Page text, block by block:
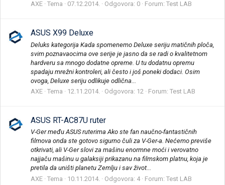
AXE Tema 07.12.2014. Odgovora: 0 Forum: Test LAB
ASUS X99 Deluxe
Deluks kategorija Kada spomenemo Deluxe seriju matičnih ploča,
svim poznavaocima ove serije je jasno da se radi o kvalitetnom
hardveru sa mnogo dodatne opreme. U tu dodatnu opremu
spadaju mrežni kontroleri, ali često i još poneki dodaci. Osim
ovoga, Deluxe seriju odlikuje odlična...
AXE Tema 12.11.2014. Odgovora: 12 Forum: Test LAB
ASUS RT-AC87U ruter
V-Ger među ASUS ruterima Ako ste fan naučno-fantastičnih
filmova onda ste gotovo sigurno čuli za V-Ger-a. Nećemo previše
otkrivati, ali V-Ger slovi za mašinu enormne moći i verovatno
najjaču mašinu u galaksiji prikazanu na filmskom platnu, koja je
pretila da uništi planetu Zemlju i sav život...
AXE Tema 10.11.2014. Odgovora: 4 Forum: Test LAB